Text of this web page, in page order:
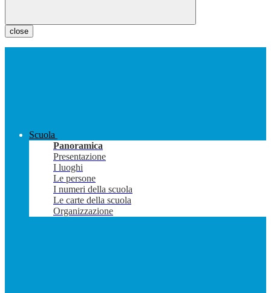
close
Scuola
Panoramica
Presentazione
I luoghi
Le persone
I numeri della scuola
Le carte della scuola
Organizzazione